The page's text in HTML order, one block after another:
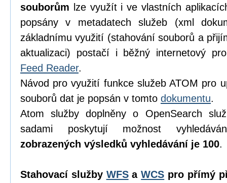
souborům lze využít i ve vlastních
popsány v metadatech služeb (xml
základnímu využití (stahování souborů a
aktualizaci) postačí i běžný internetový
Feed Reader.
Návod pro využití funkce služeb ATOM pro
souborů dat je popsán v tomto dokumentu.
Atom služby doplněny o OpenSearch
sadami poskytují možnost
zobrazených výsledků vyhledávání je 100.
Stahovací služby WFSaWCS pro přímý